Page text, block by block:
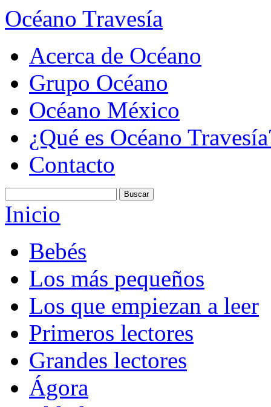
Océano Travesía
Acerca de Océano
Grupo Océano
Océano México
¿Qué es Océano
Contacto
Inicio
Bebés
Los más pequeños
Los que empiezan a leer
Primeros lectores
Grandes lectores
Ágora